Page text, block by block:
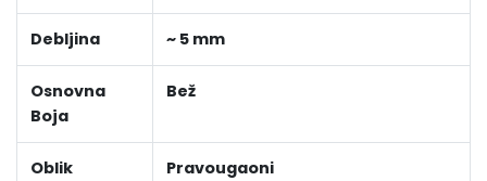
Debljina ~ 5 mm
Osnovna
Boja
Bež
Oblik Pravougaoni